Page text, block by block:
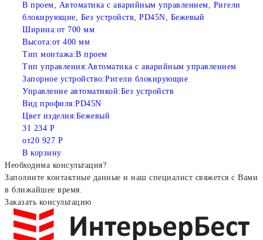
В проем, Автоматика с аварийным управлением, Ригели
блокирующие, Без устройств, PD45N, Бежевый
Ширина:от 700 мм
Высота:от 400 мм
Тип монтажа:В проем
Тип управления:Автоматика с аварийным управлением
Запорное устройство:Ригели блокирующие
Управление автоматикой:Без устройств
Вид профиля:PD45N
Цвет изделия:Бежевый
31 234 Р
от20 927 Р
В корзину
Необходима консультация?
Заполните контактные данные и наш специалист свяжется с Вами
в ближайшее время.
Заказать консультацию